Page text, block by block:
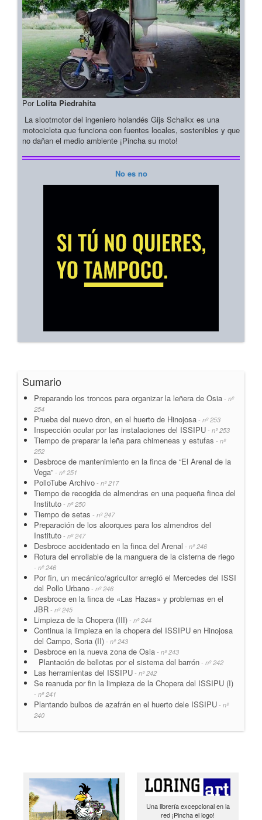
Por Lolita Piedrahita
La slootmotor del ingeniero holandés Gijs Schalkx es una
motocicleta que funciona con fuentes locales, sostenibles y que
no dañan el medio ambiente ¡Pincha su moto!
No es no
Sumario
Preparando los troncos para organizar la leñera de Osia - nº
254
Prueba del nuevo dron, en el huerto de Hinojosa - nº 253
Inspección ocular por las instalaciones del ISSIPU - nº 253
Tiempo de preparar la leña para chimeneas y estufas - nº
252
Desbroce de mantenimiento en la finca de “El Arenal de la
Vega” - nº 251
PolloTube Archivo - nº 217
Tiempo de recogida de almendras en una pequeña finca del
Instituto - nº 250
Tiempo de setas - nº 247
Preparación de los alcorques para los almendros del
Instituto - nº 247
Desbroce accidentado en la finca del Arenal - nº 246
Rotura del enrollable de la manguera de la cisterna de riego
- nº 246
Por fin, un mecánico/agricultor arregló el Mercedes del ISSI
del Pollo Urbano - nº 246
Desbroce en la finca de «Las Hazas» y problemas en el
JBR - nº 245
Limpieza de la Chopera (III) - nº 244
Continua la limpieza en la chopera del ISSIPU en Hinojosa
del Campo, Soria (II) - nº 243
Desbroce en la nueva zona de Osia - nº 243
Plantación de bellotas por el sistema del barrón - nº 242
Las herramientas del ISSIPU - nº 242
Se reanuda por fin la limpieza de la Chopera del ISSIPU (I)
- nº 241
Plantando bulbos de azafrán en el huerto dele ISSIPU - nº
240
Una librería excepcional en la
red ¡Pincha el logo!